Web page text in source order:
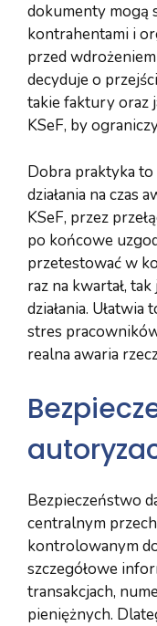
dokumenty mogą
kontrahentami i
przed
decyduje o
takie faktury oraz
KSeF, by
Dobra praktyka
działania na czas
KSeF, przez
po końcowe
przetestować w
raz na kwartał,
działania. Ułatwia
stres
realna awaria
Bezpieczeństwo
centralnym
kontrolowanym
szczegółowe
transakcjach,
pieniężnych.